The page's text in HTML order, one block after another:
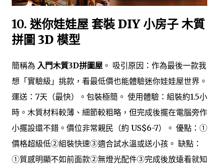
10. 迷你娃娃屋 套裝 DIY 小房子 木質
拼圖 3D 模型
簡稱為 入門木質3D拼圖屋 。 吸引原因：作為最後一款我
想「實驗級」挑款，看最低價也能體驗迷你娃娃屋世界。
運送：7天（最快）。包裝極簡。 使用體驗：組裝約1.5小
時。木質材料較薄、細節較粗略，但完成後擺在電腦旁作
小擺設還不錯。價位非常親民（約 US$6-7）。 優點：①
價格超級低②組裝快速③適合試水溫或送小孩。 缺點：
①質感明顯不如前面款②無燈光配件③完成後放遠看就知